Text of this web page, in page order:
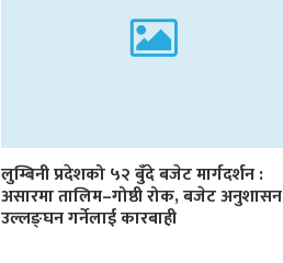
लुम्बिनी प्रदेशको ५२ बुँदे बजेट मार्गदर्शन :
असारमा तालिम–गोष्ठी रोक, बजेट अनुशासन
उल्लङ्घन गर्नेलाई कारबाही